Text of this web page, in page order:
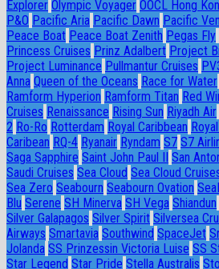
Explorer Olympic Voyager OOCL Hong
P&O Pacific Aria Pacific Dawn Pacific
Peace Boat Peace Boat Zenith Pegas Fly
Princess Cruises Prinz Adalbert Project
Project Luminance Pullmantur Cruises
Anna Queen of the Oceans Race for Water
Ramform Hyperion Ramform Titan Red
Cruises Renaissance Rising Sun Riyadh Air
2 Ro-Ro Rotterdam Royal Caribbean
Caribean RQ-4 Ryanair Ryndam S7 S7
Saga Sapphire Saint John Paul II San
Saudi Cruises Sea Cloud Sea Cloud
Sea Zero Seabourn Seabourn Ovation
Blu Serene SH Minerva SH Vega Shiandun
Silver Galapagos Silver Spirit Silversea
Airways Smartavia Southwind SpaceJet
Jolanda SS Prinzessin Victoria Luise SS
Star Legend Star Pride Stella Australis